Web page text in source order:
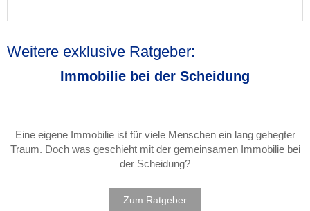
Weitere exklusive Ratgeber:
Immobilie bei der Scheidung
Eine eigene Immobilie ist für viele Menschen ein lang gehegter
Traum. Doch was geschieht mit der gemeinsamen Immobilie bei
der Scheidung?
Zum Ratgeber